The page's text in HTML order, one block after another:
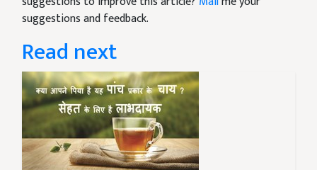
suggestions and feedback.
Read next